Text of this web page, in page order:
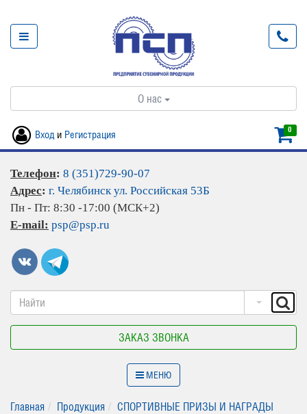
О нас
0
Вход и Регистрация
Телефон: 8 (351)729-90-07
Адрес: г. Челябинск ул. Российская 53Б
Пн - Пт: 8:30 -17:00 (МСК+2)
E-mail: psp@psp.ru
ЗАКАЗ ЗВОНКА
МЕНЮ
Главная Продукция
СПОРТИВНЫЕ ПРИЗЫ И НАГРАДЫ